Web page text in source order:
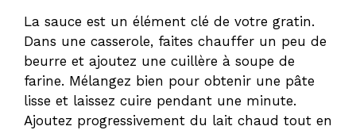
La sauce est un élément clé de votre gratin.
Dans une casserole, faites chauffer un peu de
beurre et ajoutez une cuillère à soupe de
farine. Mélangez bien pour obtenir une pâte
lisse et laissez cuire pendant une minute.
Ajoutez progressivement du lait chaud tout en